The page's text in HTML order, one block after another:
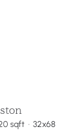
sqft· 32x68